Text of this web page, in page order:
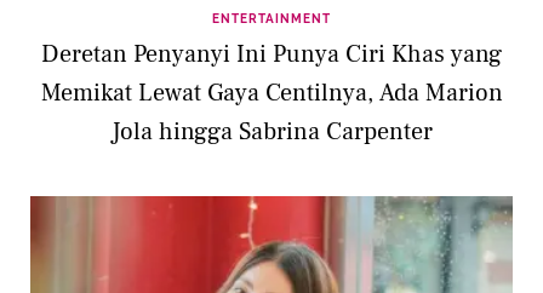
ENTERTAINMENT
Deretan Penyanyi Ini Punya Ciri Khas yang
Memikat Lewat Gaya Centilnya, Ada Marion
Jola hingga Sabrina Carpenter